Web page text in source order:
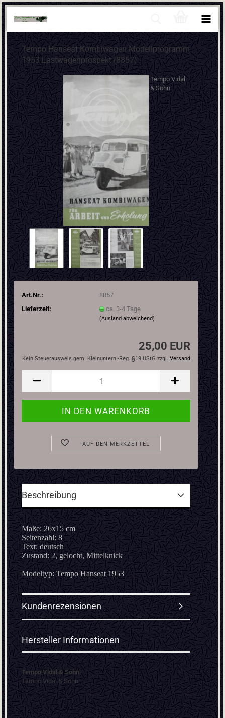
Tempo Hanseat Kombiwagen Modellprogramm
1953 Lastwagenprospekt (8857)
Tempo Vidal
& Sohn
Art.Nr.:
8857
Lieferzeit:
ca. 3-4 Tage
(Ausland abweichend)
25,00 EUR
Kein Steuerausweis gem. Kleinuntern.-Reg. §19 UStG zzgl. Versand
AUF DEN MERKZETTEL
Beschreibung
Maße: 26x15 cm
Seitenzahl: 8
Text: deutsch
Zustand: 2, gelocht, Mittelknick
Modeltyp: Tempo Hanseat 1953
Kundenrezensionen
Hersteller Informationen
Tempo Vidal & Sohn
Tempo Vidal & Sohn